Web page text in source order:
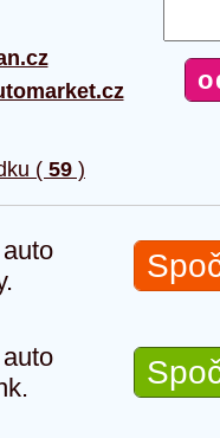
( 59 )